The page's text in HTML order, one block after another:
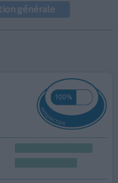
générale